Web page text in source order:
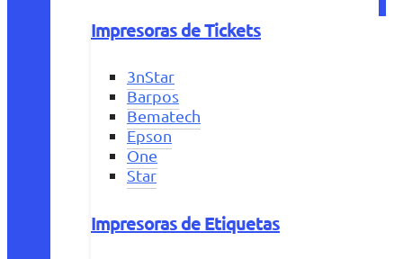
Impresoras de Tickets
3nStar
Barpos
Bematech
Epson
One
Star
Impresoras de Etiquetas